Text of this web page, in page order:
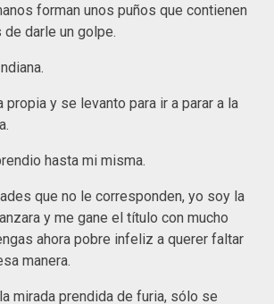
forman unos puños que contienen
darle un golpe.
propia y se levanto para ir a parar a la
hasta mi misma.
que no le corresponden, yo soy la
y me gane el título con mucho
ahora pobre infeliz a querer faltar
manera.
mirada prendida de furia, sólo se